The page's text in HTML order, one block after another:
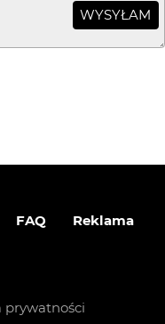
WYSYŁAM
FAQ
Reklama
prywatności